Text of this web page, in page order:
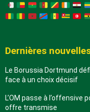
Dernières
Le Borussia Dortmund
face à un choix décisif
L’OM passe à l’offensive
offre transmise